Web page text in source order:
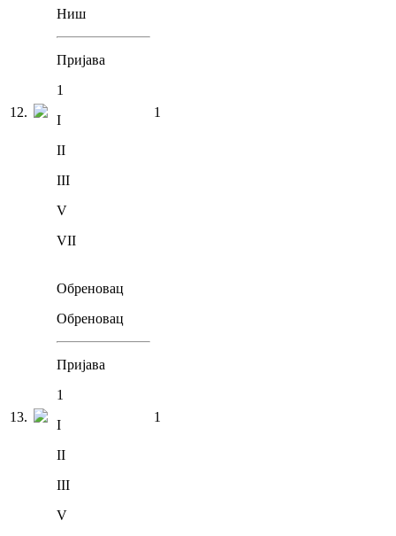
12.
Ниш
Пријава
1
I
II
III
V
VII
1
13.
Обреновац
Обреновац
Пријава
1
I
II
III
V
1